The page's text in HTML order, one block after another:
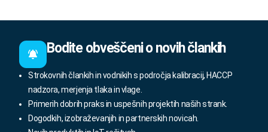
Bodite obveščeni o novih člankih
Strokovnih člankih in vodnikih s področja kalibracij, HACCP
nadzora, merjenja tlaka in vlage.
Primerih dobrih praks in uspešnih projektih naših strank.
Dogodkih, izobraževanjih in partnerskih novicah.